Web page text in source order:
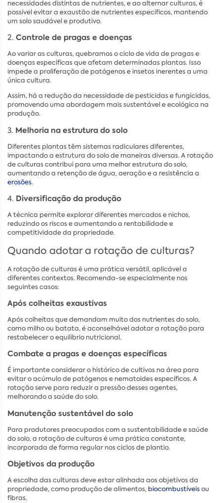
necessidades distintas de nutrientes, e ao alternar culturas, é
possível evitar a exaustão de nutrientes específicos, mantendo
um solo saudável e produtivo.
2. Controle de pragas e doenças
Ao variar as culturas, quebramos o ciclo de vida de pragas e
doenças específicas que afetam determinadas plantas. Isso
impede a proliferação de patógenos e insetos inerentes a uma
única cultura.
Assim, há a redução da necessidade de pesticidas e fungicidas,
promovendo uma abordagem mais sustentável e ecológica na
produção.
3. Melhoria na estrutura do solo
Diferentes plantas têm sistemas radiculares diferentes,
impactando a estrutura do solo de maneiras diversas. A rotação
de culturas contribui para uma melhor estrutura do solo,
aumentando a retenção de água, aeração e a resistência a
erosões.
4. Diversificação da produção
A técnica permite explorar diferentes mercados e nichos,
reduzindo os riscos e aumentando a rentabilidade e
competitividade da propriedade.
Quando adotar a rotação de culturas?
A rotação de culturas é uma prática versátil, aplicável a
diferentes contextos. Recomenda-se especialmente nos
seguintes casos:
Após colheitas exaustivas
Após colheitas que demandam muito dos nutrientes do solo,
como milho ou batata, é aconselhável adotar a rotação para
restabelecer o equilíbrio nutricional.
Combate a pragas e doenças específicas
É importante considerar o histórico de cultivos na área para
evitar o acúmulo de patógenos e nematoides específicos. A
rotação serve para reduzir a pressão desses agentes,
melhorando a saúde do solo.
Manutenção sustentável do solo
Para produtores preocupados com a sustentabilidade e saúde
do solo, a rotação de culturas é uma prática constante,
incorporada de forma regular nos ciclos de plantio.
Objetivos da produção
A escolha das culturas deve estar alinhada aos objetivos da
propriedade, como produção de alimentos, biocombustíveisou
fibras.